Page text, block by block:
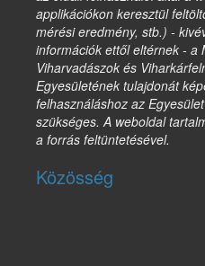
applikációkon keresztül
mérési eredmény, stb.) -
információk ettől eltérnek - a
Viharvadászok és
Egyesületének tulajdonát
felhasználáshoz az
szükséges. A weboldal
a forrás feltüntetésével.
Közösség